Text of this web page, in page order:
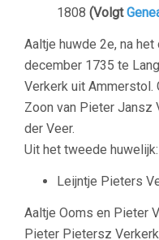
1808 (Volgt
Aaltje huwde 2e, na
december 1735 te
Verkerk uit Ammerstol.
Zoon van Pieter Jansz
der Veer.
Uit het tweede huwelijk:
Leijntje Pieters
Aaltje Ooms en Pieter
Pieter Pietersz